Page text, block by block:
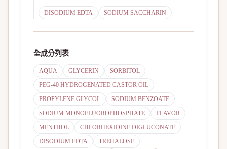
DISODIUM EDTA SODIUM SACCHARIN
全成分列表
AQUA GLYCERIN
SORBITOL
PEG-40 HYDROGENATED CASTOR OIL
PROPYLENE GLYCOL
SODIUM BENZOATE
SODIUM MONOFLUOROPHOSPHATE
FLAVOR
MENTHOL
CHLORHEXIDINE DIGLUCONATE
DISODIUM EDTA
TREHALOSE